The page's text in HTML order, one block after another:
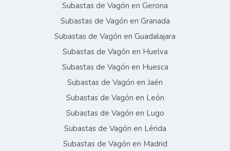
Subastas de Vagón en Gerona
Subastas de Vagón en Granada
Subastas de Vagón en Guadalajara
Subastas de Vagón en Huelva
Subastas de Vagón en Huesca
Subastas de Vagón en Jaén
Subastas de Vagón en León
Subastas de Vagón en Lugo
Subastas de Vagón en Lérida
Subastas de Vagón en Madrid